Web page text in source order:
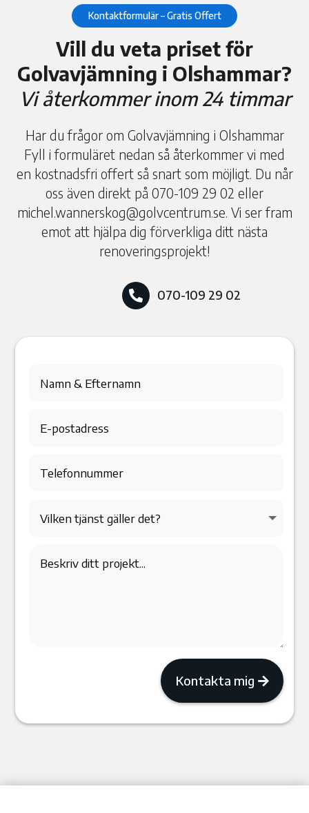
Kontaktformulär – Gratis Offert
Vill du veta priset för
Golvavjämning i Olshammar?
Vi återkommer inom 24 timmar
Har du frågor om Golvavjämning i Olshammar
Fyll i formuläret nedan så återkommer vi med
en kostnadsfri offert så snart som möjligt. Du når
oss även direkt på 070-109 29 02 eller
michel.wannerskog@golvcentrum.se. Vi ser fram
emot att hjälpa dig förverkliga ditt nästa
renoveringsprojekt!
 070-109 29 02
Kontakta mig